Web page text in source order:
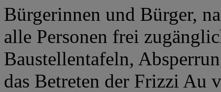
Bürgerinnen und Bürger,
alle Personen frei
Baustellentafeln,
das Betreten der Frizzi Au